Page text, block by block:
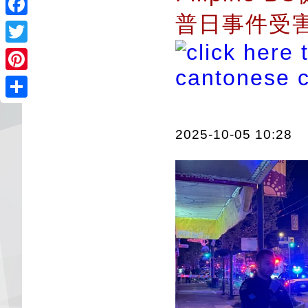
Facebook
Twitter
Pinterest
普日事件受
2025-10-05 10:28